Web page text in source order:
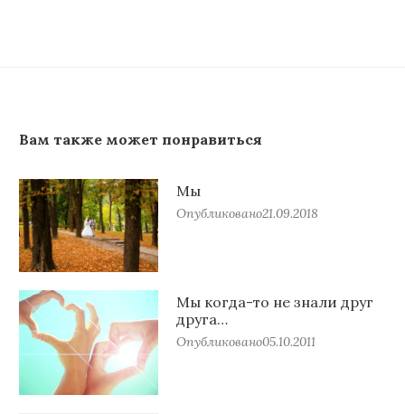
Вам также может понравиться
Мы
Опубликовано21.09.2018
Мы когда-то не знали друг
друга…
Опубликовано05.10.2011